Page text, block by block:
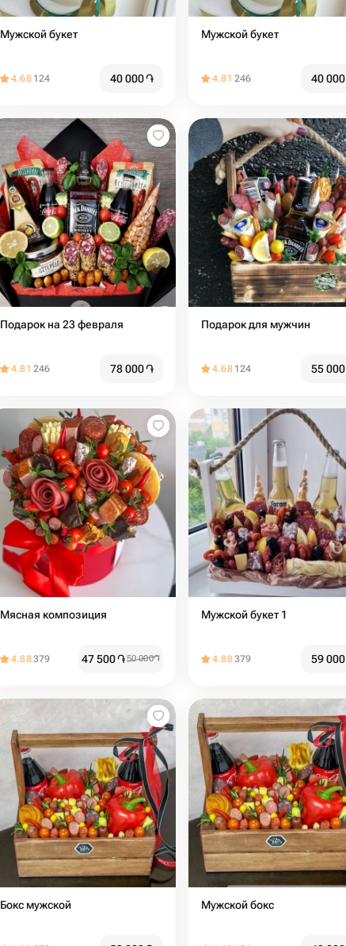
Мужской букет
4.68 124 40 000֏
Мужской букет
4.81 246 40 000
Подарок на 23 февраля
4.81 246 78 000֏
Подарок для мужчин
4.68 124 55 000
Мясная композиция
4.88379 47 500֏50 000֏
Мужской букет 1
4.88379 59 000
Бокс мужской Мужской бокс